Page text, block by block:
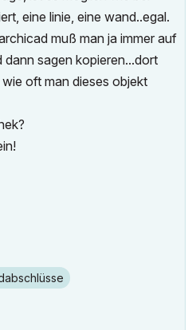
eine linie, eine wand..egal.
muß man ja immer auf
dann sagen kopieren...dort
oft man dieses objekt